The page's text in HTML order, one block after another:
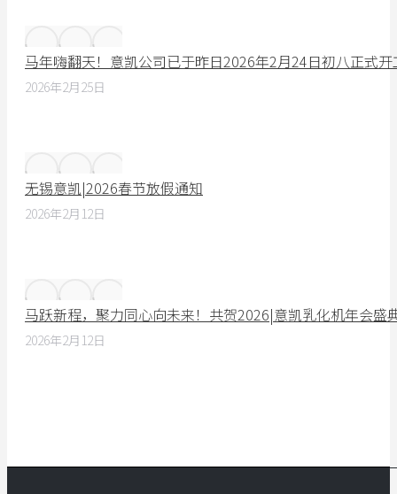
马年嗨翻天！意凯公司已于昨日2026年2月24日初八正式
2026年2月25日
无锡意凯|2026春节放假通知
2026年2月12日
马跃新程，聚力同心向未来！共贺2026|意凯乳化机年会盛
2026年2月12日